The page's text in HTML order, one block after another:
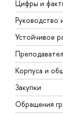
Цифры и
Руководство
Устойчивое
Корпуса и
Закупки
Обращения